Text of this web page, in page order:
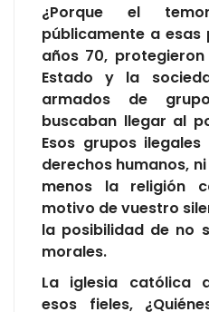
¿Porque el
públicamente a esas
años 70,
Estado y la
armados de
buscaban llegar al
Esos grupos
derechos humanos,
menos la religión
motivo de vuestro
la posibilidad de no
morales.
La iglesia católica
esos fieles,